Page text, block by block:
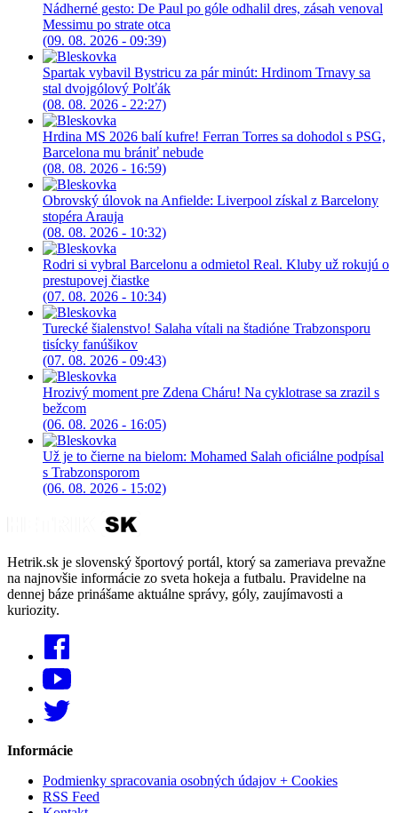
Nádherné gesto: De Paul po góle odhalil dres, zásah venoval
Messimu po strate otca
(09. 08. 2026 - 09:39)
Spartak vybavil Bystricu za pár minút: Hrdinom Trnavy sa
stal dvojgólový Polťák
(08. 08. 2026 - 22:27)
Hrdina MS 2026 balí kufre! Ferran Torres sa dohodol s PSG,
Barcelona mu brániť nebude
(08. 08. 2026 - 16:59)
Obrovský úlovok na Anfielde: Liverpool získal z Barcelony
stopéra Arauja
(08. 08. 2026 - 10:32)
Rodri si vybral Barcelonu a odmietol Real. Kluby už rokujú o
prestupovej čiastke
(07. 08. 2026 - 10:34)
Turecké šialenstvo! Salaha vítali na štadióne Trabzonsporu
tisícky fanúšikov
(07. 08. 2026 - 09:43)
Hrozivý moment pre Zdena Cháru! Na cyklotrase sa zrazil s
bežcom
(06. 08. 2026 - 16:05)
Už je to čierne na bielom: Mohamed Salah oficiálne podpísal
s Trabzonsporom
(06. 08. 2026 - 15:02)
Hetrik.sk je slovenský športový portál, ktorý sa zameriava prevažne
na najnovšie informácie zo sveta hokeja a futbalu. Pravidelne na
dennej báze prinášame aktuálne správy, góly, zaujímavosti a
kuriozity.
Informácie
Podmienky spracovania osobných údajov + Cookies
RSS Feed